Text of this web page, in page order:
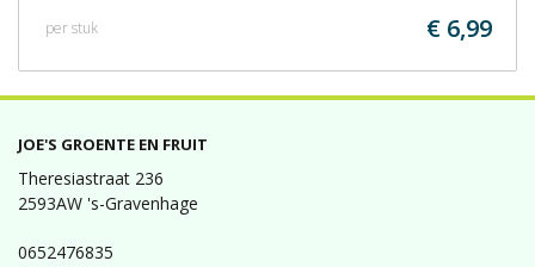
€ 6,99
per stuk
JOE'S GROENTE EN FRUIT
Theresiastraat 236
2593AW 's-Gravenhage
0652476835